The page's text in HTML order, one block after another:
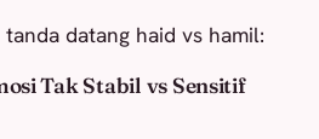
datang haid vs hamil:
Tak Stabil vs Sensitif